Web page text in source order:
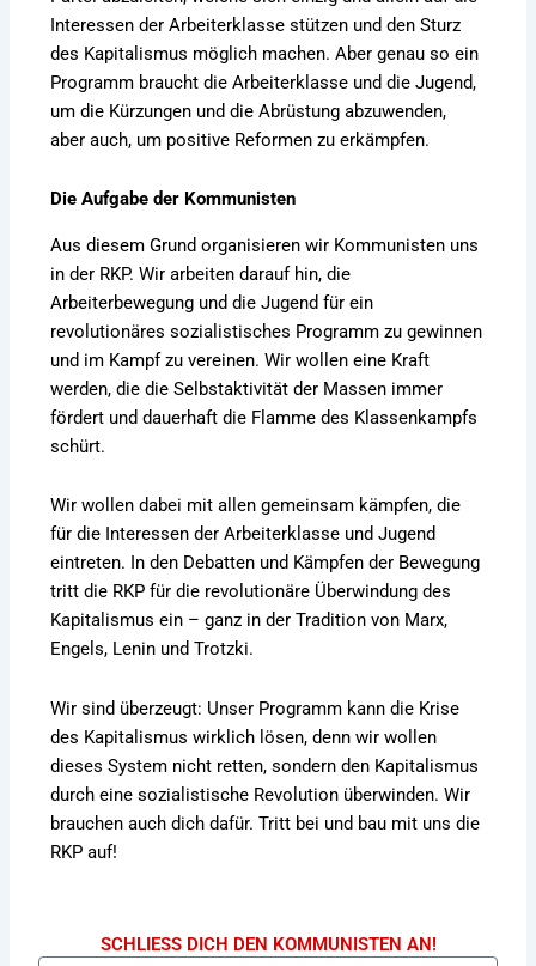
Interessen der Arbeiterklasse stützen und den Sturz
des Kapitalismus möglich machen. Aber genau so ein
Programm braucht die Arbeiterklasse und die Jugend,
um die Kürzungen und die Abrüstung abzuwenden,
aber auch, um positive Reformen zu erkämpfen.
Die Aufgabe der Kommunisten
Aus diesem Grund organisieren wir Kommunisten uns
in der RKP. Wir arbeiten darauf hin, die
Arbeiterbewegung und die Jugend für ein
revolutionäres sozialistisches Programm zu gewinnen
und im Kampf zu vereinen. Wir wollen eine Kraft
werden, die die Selbstaktivität der Massen immer
fördert und dauerhaft die Flamme des Klassenkampfs
schürt.
Wir wollen dabei mit allen gemeinsam kämpfen, die
für die Interessen der Arbeiterklasse und Jugend
eintreten. In den Debatten und Kämpfen der Bewegung
tritt die RKP für die revolutionäre Überwindung des
Kapitalismus ein – ganz in der Tradition von Marx,
Engels, Lenin und Trotzki.
Wir sind überzeugt: Unser Programm kann die Krise
des Kapitalismus wirklich lösen, denn wir wollen
dieses System nicht retten, sondern den Kapitalismus
durch eine sozialistische Revolution überwinden. Wir
brauchen auch dich dafür. Tritt bei und bau mit uns die
RKP auf!
SCHLIESS DICH DEN KOMMUNISTEN AN!